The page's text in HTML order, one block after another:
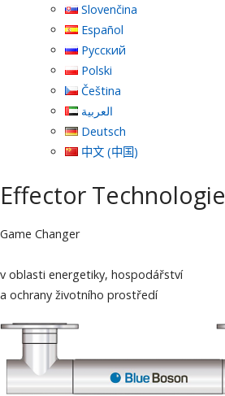
Slovenčina
Español
Русский
Polski
Čeština
العربية
Deutsch
中文 (中国)
Effector Technologie
Game Changer
v oblasti energetiky, hospodářství
a ochrany životního prostředí